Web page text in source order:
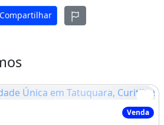
simulações de
agendamento de visitas,
Compartilhar
Única em Tatuquara, Curitiba!
Venda